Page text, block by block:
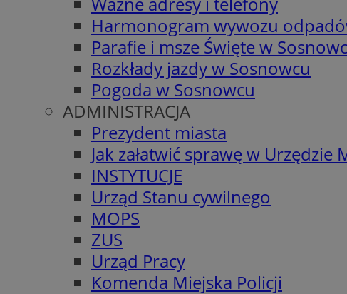
Harmonogram wywozu
Parafie i msze Święte w
Rozkłady jazdy w Sosnowcu
Pogoda w Sosnowcu
ADMINISTRACJA
Prezydent miasta
Jak załatwić sprawę w Urzędzie
INSTYTUCJE
Urząd Stanu cywilnego
MOPS
ZUS
Urząd Pracy
Komenda Miejska Policji